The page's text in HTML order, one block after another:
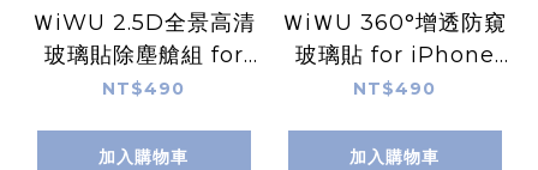
ＷiWU 2.5D全景高清
玻璃貼除塵艙組 for
iPhone 16
NT$490
加入購物車
ＷiＷU 360°增透防窺
玻璃貼 for iPhone
16
NT$490
加入購物車